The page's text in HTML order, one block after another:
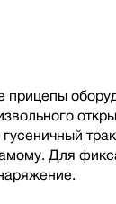
прицепы
Для